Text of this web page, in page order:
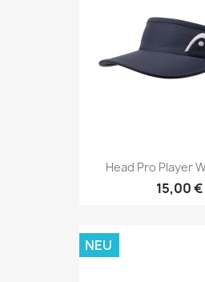
Head Pro Player
15,00 €
NEU